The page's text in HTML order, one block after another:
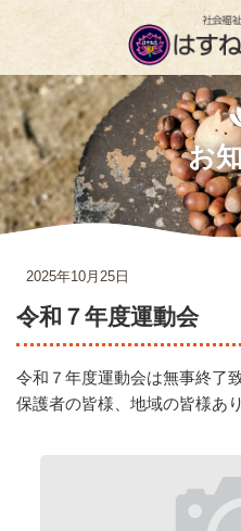
ツ
へ
ス
キ
ッ
プ
シ
ョ
ン
に
移
動
お
2025年10月25日
令和７年度運動会
令和７年度運動会は無事終了
保護者の皆様、地域の皆様あ